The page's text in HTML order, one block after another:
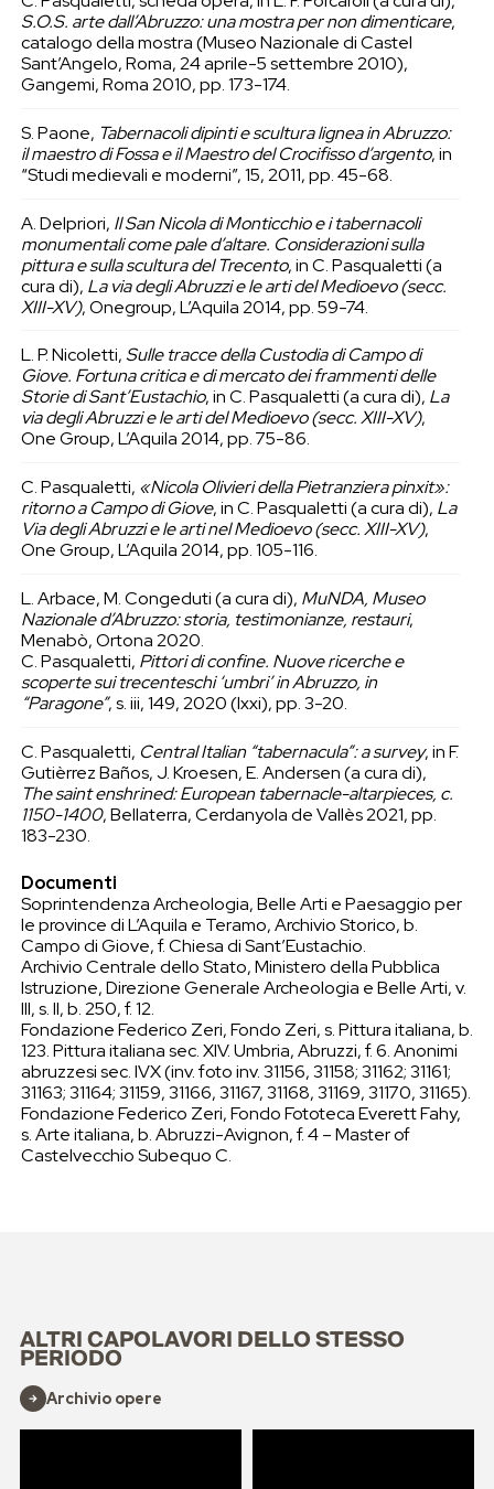
S.O.S. arte dall’Abruzzo: una mostra per non dimenticare,
catalogo della mostra (Museo Nazionale di Castel
Sant’Angelo, Roma, 24 aprile-5 settembre 2010),
Gangemi, Roma 2010, pp. 173-174.
S. Paone, Tabernacoli dipinti e scultura lignea in Abruzzo:
il maestro di Fossa e il Maestro del Crocifisso d’argento, in
“Studi medievali e moderni”, 15, 2011, pp. 45-68.
A. Delpriori, Il San Nicola di Monticchio e i tabernacoli
monumentali come pale d’altare. Considerazioni sulla
pittura e sulla scultura del Trecento, in C. Pasqualetti (a
cura di), La via degli Abruzzi e le arti del Medioevo (secc.
XIII-XV), Onegroup, L’Aquila 2014, pp. 59-74.
L. P. Nicoletti, Sulle tracce della Custodia di Campo di
Giove. Fortuna critica e di mercato dei frammenti delle
Storie di Sant’Eustachio, in C. Pasqualetti (a cura di), La
via degli Abruzzi e le arti del Medioevo (secc. XIII-XV),
One Group, L’Aquila 2014, pp. 75-86.
C. Pasqualetti, «Nicola Olivieri della Pietranziera pinxit»:
ritorno a Campo di Giove, in C. Pasqualetti (a cura di), La
Via degli Abruzzi e le arti nel Medioevo (secc. XIII-XV),
One Group, L’Aquila 2014, pp. 105-116.
L. Arbace, M. Congeduti (a cura di), MuNDA, Museo
Nazionale d’Abruzzo: storia, testimonianze, restauri,
Menabò, Ortona 2020.
C. Pasqualetti, Pittori di confine. Nuove ricerche e
scoperte sui trecenteschi ‘umbri’ in Abruzzo, in
“Paragone”, s. iii, 149, 2020 (lxxi), pp. 3-20.
C. Pasqualetti, Central Italian “tabernacula”: a survey, in F.
Gutièrrez Baños, J. Kroesen, E. Andersen (a cura di),
The saint enshrined: European tabernacle-altarpieces, c.
1150-1400, Bellaterra, Cerdanyola de Vallès 2021, pp.
183-230.
Documenti
Soprintendenza Archeologia, Belle Arti e Paesaggio per
le province di L’Aquila e Teramo, Archivio Storico, b.
Campo di Giove, f. Chiesa di Sant’Eustachio.
Archivio Centrale dello Stato, Ministero della Pubblica
Istruzione, Direzione Generale Archeologia e Belle Arti, v.
III, s. II, b. 250, f. 12.
Fondazione Federico Zeri, Fondo Zeri, s. Pittura italiana, b.
123. Pittura italiana sec. XIV. Umbria, Abruzzi, f. 6. Anonimi
abruzzesi sec. IVX (inv. foto inv. 31156, 31158; 31162; 31161;
31163; 31164; 31159, 31166, 31167, 31168, 31169, 31170, 31165).
Fondazione Federico Zeri, Fondo Fototeca Everett Fahy,
s. Arte italiana, b. Abruzzi-Avignon, f. 4 – Master of
Castelvecchio Subequo C.
ALTRI CAPOLAVORI DELLO STESSO
PERIODO
Archivio opere